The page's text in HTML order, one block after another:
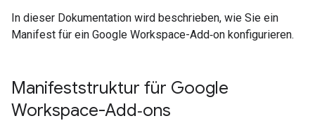
In dieser Dokumentation wird beschrieben, wie Sie ein
Manifest für ein Google Workspace-Add‑on konfigurieren.
Manifeststruktur für Google
Workspace-Add‑ons